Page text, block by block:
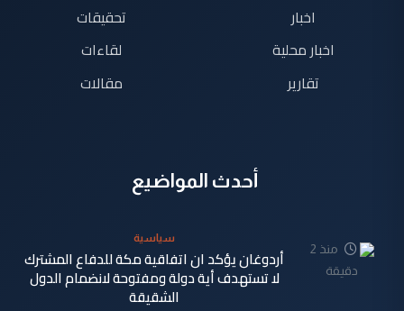
اخبار
اخبار محلية
تقارير
تحقيقات
لقاءات
مقالات
أحدث المواضيع
منذ 2
دقيقة
سياسية
أردوغان يؤكد ان اتفاقية مكة للدفاع المشترك
لا تستهدف أية دولة ومفتوحة لانضمام الدول
الشقيقة